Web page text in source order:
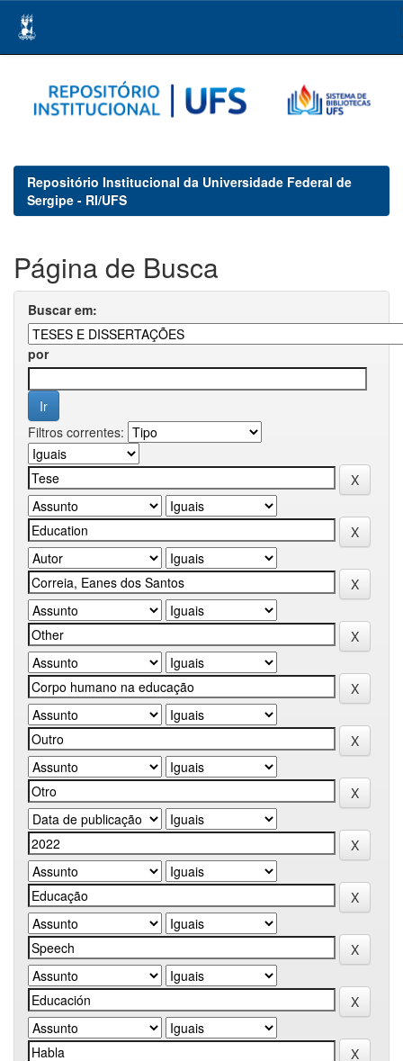
navigation
Repositório Institucional da Universidade Federal de
Sergipe - RI/UFS
Página de Busca
Buscar em:
por
Filtros correntes: